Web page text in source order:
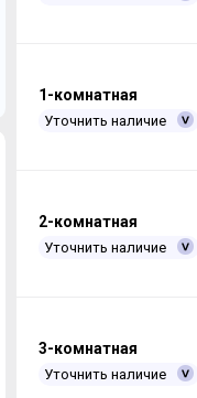
1-комнатная
Уточнить наличие
2-комнатная
Уточнить наличие
3-комнатная
Уточнить наличие